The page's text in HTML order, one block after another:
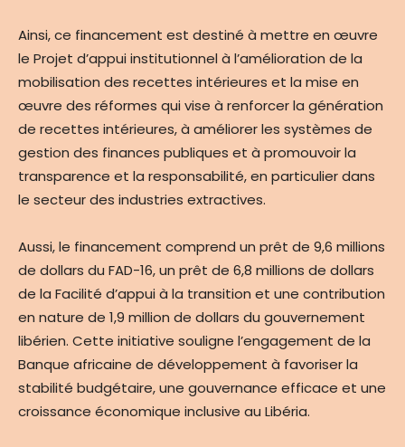
Ainsi, ce financement est destiné à mettre en œuvre
le Projet d’appui institutionnel à l’amélioration de la
mobilisation des recettes intérieures et la mise en
œuvre des réformes qui vise à renforcer la génération
de recettes intérieures, à améliorer les systèmes de
gestion des finances publiques et à promouvoir la
transparence et la responsabilité, en particulier dans
le secteur des industries extractives.
Aussi, le financement comprend un prêt de 9,6 millions
de dollars du FAD-16, un prêt de 6,8 millions de dollars
de la Facilité d’appui à la transition et une contribution
en nature de 1,9 million de dollars du gouvernement
libérien. Cette initiative souligne l’engagement de la
Banque africaine de développement à favoriser la
stabilité budgétaire, une gouvernance efficace et une
croissance économique inclusive au Libéria.